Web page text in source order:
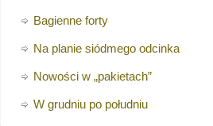
Bagienne forty
Na planie siódmego odcinka
Nowości w „pakietach”
W grudniu po południu